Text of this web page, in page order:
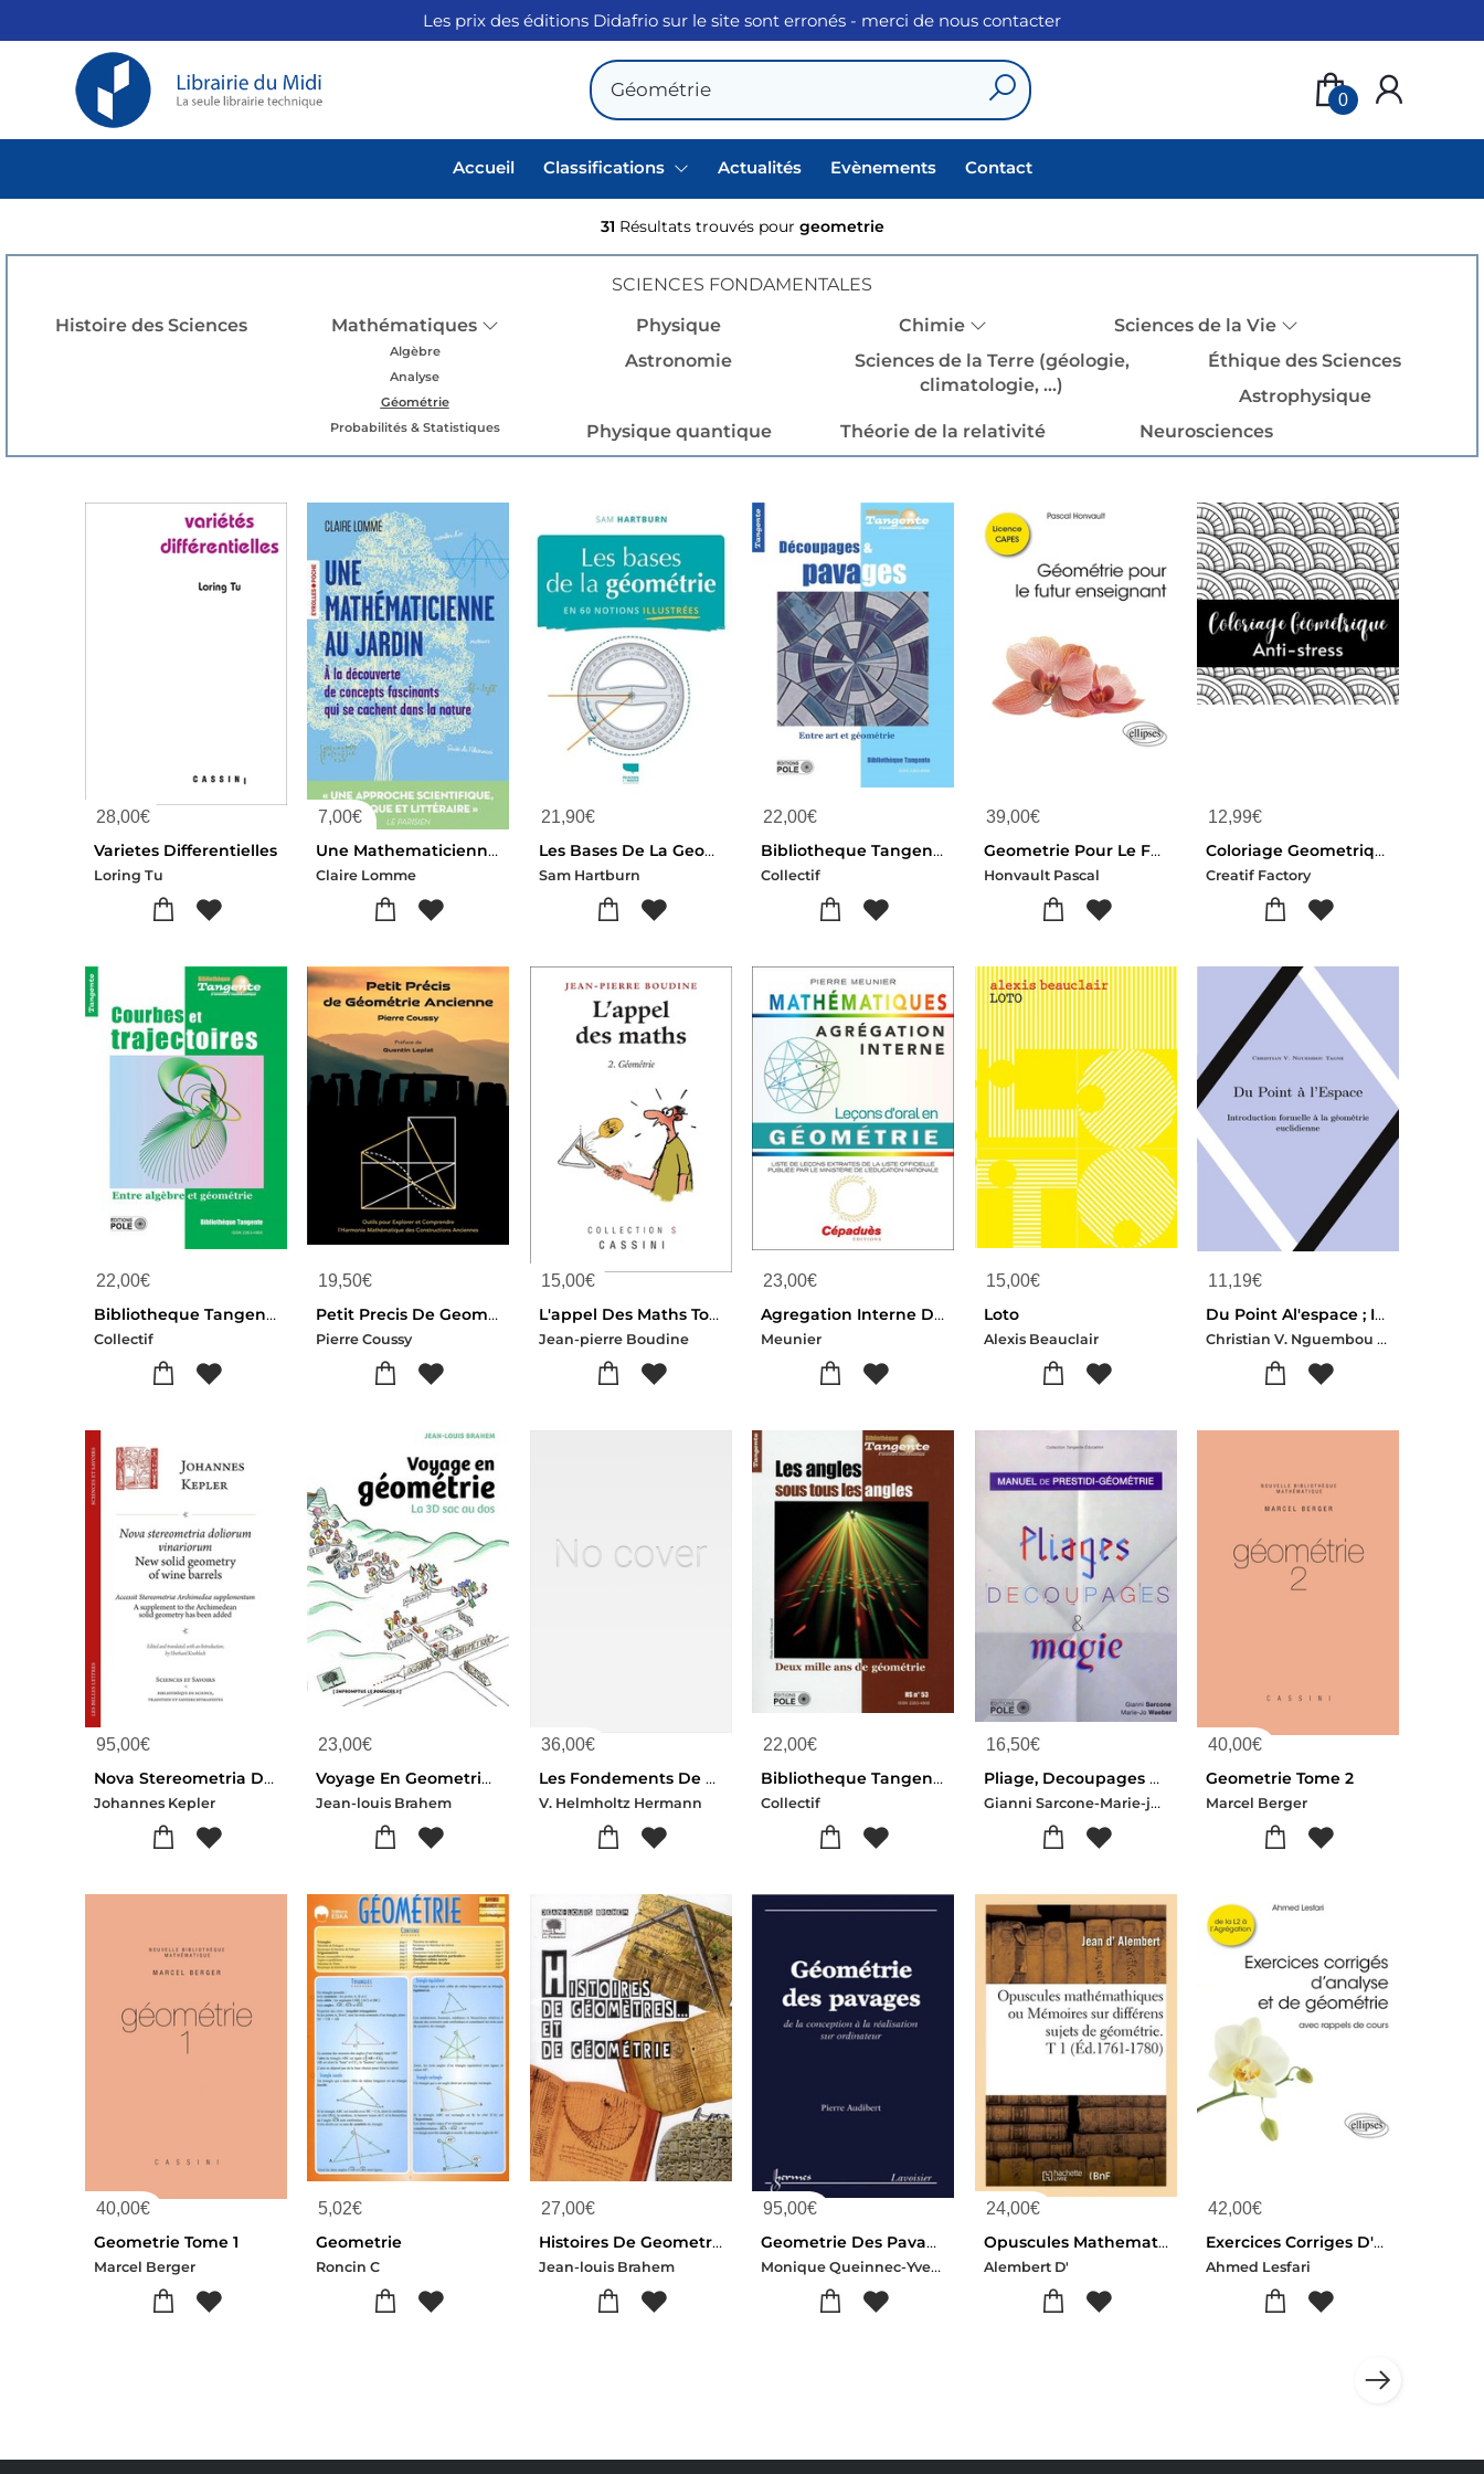
Les prix des éditions Didafrio sur le site sont erronés - merci de nous contacter
0
Accueil Classifications Actualités Evènements Contact
31 Résultats trouvés pour geometrie
SCIENCES FONDAMENTALES
Histoire des Sciences
Mathématiques
Algèbre
Analyse
Géométrie
Probabilités & Statistiques
Physique Chimie
Sciences de la Vie
Astronomie
Sciences de la Terre (géologie,
climatologie, ...)
Éthique des Sciences
Astrophysique
Physique quantique
Théorie de la relativité Neurosciences
28,00€
Varietes Differentielles
Loring Tu
7,00€
Une Mathematicienne Au Jardin : A La Decouverte De Concepts Fascinants Qui Se Cachent Dans La Nature
Claire Lomme
21,90€
Les Bases De La Geometrie En 60 Notions Illustrees
Sam Hartburn
22,00€
Bibliotheque Tangente Tome 64 : Decoupages Et Pavages : Entre Art Et Geometrie
Collectif
39,00€
Geometrie Pour Le Futur Enseignant : Licence, Capes : Ecrit, Oral
Honvault Pascal
12,99€
Coloriage Geometrique Anti-stress : Livre De Coloriage Pour Adulte Motif Relaxant Et Forme Geometrique
Creatif Factory
22,00€
Bibliotheque Tangente Tome 74 : Courbes Et Trajectoires : Entre Algebre Et Geometrie
Collectif
19,50€
Petit Precis De Geometrie Ancienne ; Outils Pour Explorer Et Comprendre L'harmonie Mathematique Des Constructions Anciennes
Pierre Coussy
15,00€
L'appel Des Maths Tome 2 : Geometrie
Jean-pierre Boudine
23,00€
Agregation Interne De Mathematiques ; Lecons D'oral En Geometrie
Meunier
15,00€
Loto
Alexis Beauclair
11,19€
Du Point Al'espace ; Introduction Formelle A La Geometrie Euclidienne
Christian V. Nguembou Tagne
95,00€
Nova Stereometria Dolorium Vinariorum
Johannes Kepler
23,00€
Voyage En Geometrie ; La 3d Sac Au Dos
Jean-louis Brahem
36,00€
Les Fondements De La Geometrie
V. Helmholtz Hermann
22,00€
Bibliotheque Tangente Hors-serie Tome 53 : Les Angles Sous Tous Les Angles : Deux Mille Ans De Geometrie
Collectif
16,50€
Pliage, Decoupages Et Magie ; Manuel De Prestidi-geometrie.
Gianni Sarcone-Marie-jo Waeber
40,00€
Geometrie Tome 2
Marcel Berger
40,00€
Geometrie Tome 1
Marcel Berger
5,02€
Geometrie
Roncin C
27,00€
Histoires De Geometres... Et De Geometrie
Jean-louis Brahem
95,00€
Geometrie Des Pavages. De La Conception A La Realisation Sur Ordinateur : De La Conception A La Realisation Sur Ordinateur
Monique Queinnec-Yves Charbonnel-Pierre Audibert
24,00€
Opuscules Mathemathiques Ou Memoires Sur Differens Sujets De Geometrie. T 1 (ed.1761-1780)
Alembert D'
42,00€
Exercices Corriges D'analyse Et De Geometrie : Avec Rappels De Cours
Ahmed Lesfari